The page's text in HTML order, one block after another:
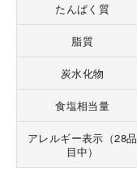
たんぱく質
脂質
炭水化物
食塩相当量
アレルギー表示（28品
目中）
る、こだわりのスイー